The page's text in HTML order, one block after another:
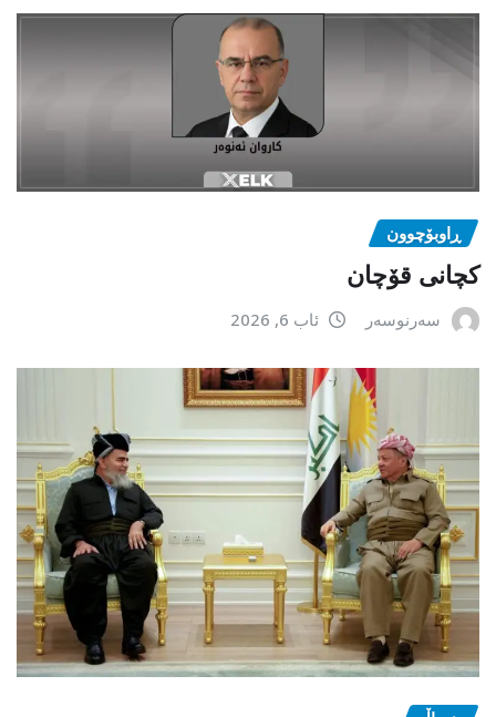
ڕاوبۆچوون
کچانی قۆچان
سەرنوسەر ئاب 6, 2026